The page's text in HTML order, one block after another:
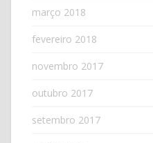
março 2018
fevereiro 2018
novembro 2017
outubro 2017
setembro 2017